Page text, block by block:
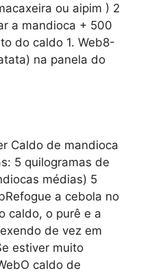
ou aipim ) 2
a mandioca + 500
do caldo 1. Web8-
na panela do
Caldo de mandioca
5 quilogramas de
médias) 5
a cebola no
caldo, o purê e a
de vez em
estiver muito
caldo de